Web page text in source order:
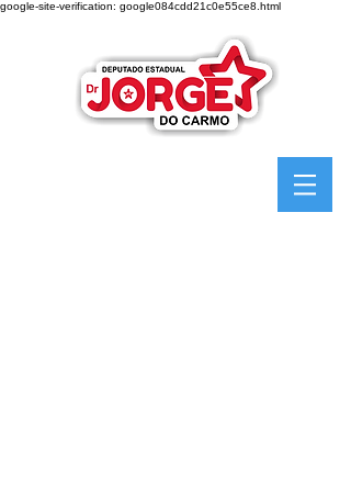
google-site-verification: google084cdd21c0e55ce8.html